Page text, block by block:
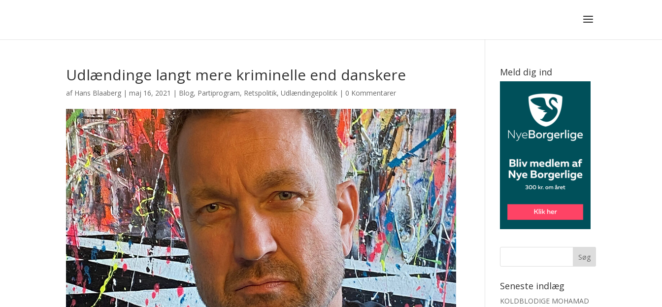
Udlændinge langt mere kriminelle end danskere
af Hans Blaaberg |maj 16, 2021 | Blog, Partiprogram, Retspolitik,Udlændingepolitik | 0 Kommentarer
Meld dig ind
Seneste indlæg
KOLDBLODIGE MOHAMAD